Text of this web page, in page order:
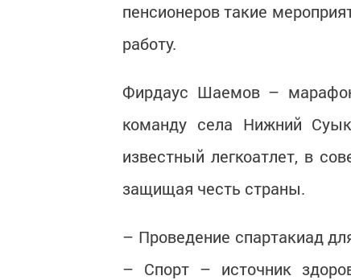
пенсионеров такие
работу.
Фирдаус Шаемов –
команду села Нижний
известный легкоатлет, в
защищая честь страны.
– Проведение спартакиад
– Спорт – источник